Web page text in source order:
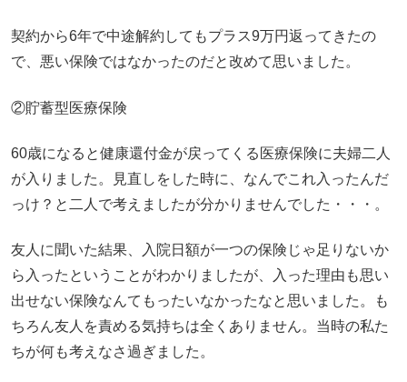
契約から6年で中途解約してもプラス9万円返ってきたの
で、悪い保険ではなかったのだと改めて思いました。
②貯蓄型医療保険
60歳になると健康還付金が戻ってくる医療保険に夫婦二人
が入りました。見直しをした時に、なんでこれ入ったんだ
っけ？と二人で考えましたが分かりませんでした・・・。
友人に聞いた結果、入院日額が一つの保険じゃ足りないか
ら入ったということがわかりましたが、入った理由も思い
出せない保険なんてもったいなかったなと思いました。も
ちろん友人を責める気持ちは全くありません。当時の私た
ちが何も考えなさ過ぎました。